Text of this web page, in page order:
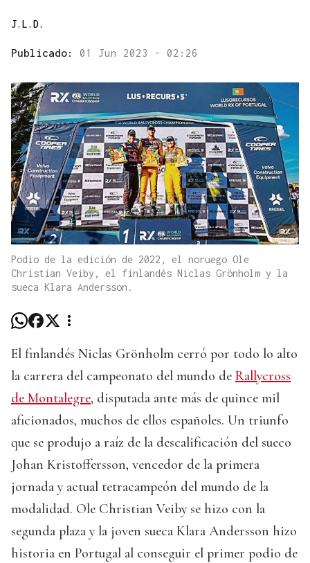
J.L.D.
Publicado: 01 Jun 2023 - 02:26
Podio de la edición de 2022, el noruego Ole
Christian Veiby, el finlandés Niclas Grönholm y la
sueca Klara Andersson.
El finlandés Niclas Grönholm cerró por todo lo alto
la carrera del campeonato del mundo de Rallycross
de Montalegre, disputada ante más de quince mil
aficionados, muchos de ellos españoles. Un triunfo
que se produjo a raíz de la descalificación del sueco
Johan Kristoffersson, vencedor de la primera
jornada y actual tetracampeón del mundo de la
modalidad. Ole Christian Veiby se hizo con la
segunda plaza y la joven sueca Klara Andersson hizo
historia en Portugal al conseguir el primer podio de